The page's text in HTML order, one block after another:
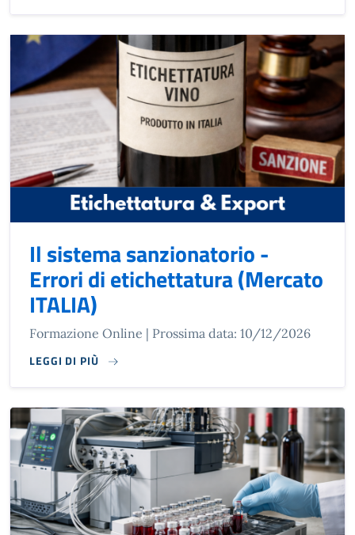
Il sistema sanzionatorio -
Errori di etichettatura (Mercato
ITALIA)
Formazione Online | Prossima data: 10/12/2026
LEGGI DI PIÙ